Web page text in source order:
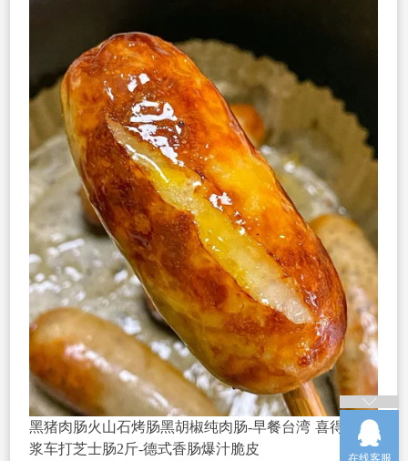
黑猪肉肠火山石烤肠黑胡椒纯肉肠-早餐台湾 喜得佳爆
浆车打芝士肠2斤-德式香肠爆汁脆皮
在线客服